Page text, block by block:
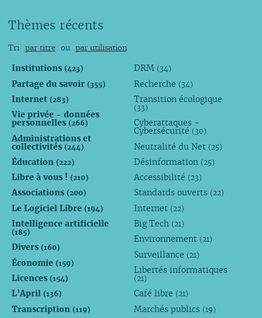
Thèmes récents
Tri par titre ou par utilisation
Institutions (423)
Partage du savoir (355)
Internet (283)
Vie privée - données
personnelles (266)
Administrations et
collectivités (244)
Éducation (222)
Libre à vous ! (210)
Associations (200)
Le Logiciel Libre (194)
Intelligence artificielle
(185)
Divers (160)
Économie (159)
Licences (154)
L’April (136)
Transcription (119)
DRM (34)
Recherche (34)
Transition écologique
(33)
Cyberattaques -
Cybersécurité (30)
Neutralité du Net (25)
Désinformation (25)
Accessibilité (23)
Standards ouverts (22)
Internet (22)
Big Tech (21)
Environnement (21)
Surveillance (21)
Libertés informatiques
(21)
Café libre (21)
Marchés publics (19)